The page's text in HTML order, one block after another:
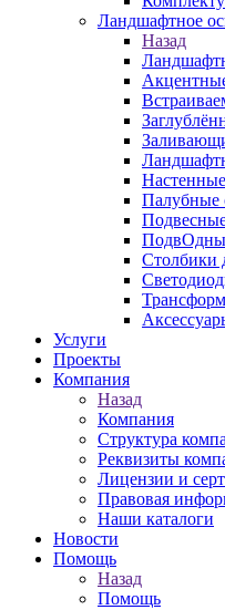
Ландшафтное
Назад
Палубные
Столбики
Услуги
Проекты
Компания
Назад
Компания
Структура
Реквизиты
Лицензии и
Правовая
Наши каталоги
Новости
Помощь
Назад
Помощь